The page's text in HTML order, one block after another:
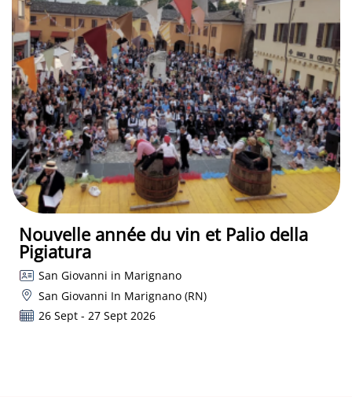
Nouvelle année du vin et Palio della
Pigiatura
San Giovanni in Marignano
San Giovanni In Marignano (RN)
26 Sept - 27 Sept 2026